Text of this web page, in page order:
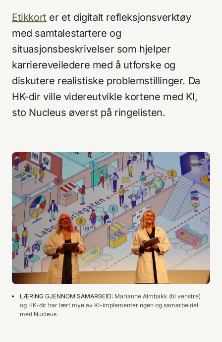
Etikkort er et digitalt refleksjonsverktøy
med samtalestartere og
situasjonsbeskrivelser som hjelper
karriereveiledere med å utforske og
diskutere realistiske problemstillinger. Da
HK-dir ville videreutvikle kortene med KI,
sto Nucleus øverst på ringelisten.
LÆRING GJENNOM SAMARBEID: Marianne Almbakk (til venstre)
og HK-dir har lært mye av KI-implementeringen og samarbeidet
med Nucleus.